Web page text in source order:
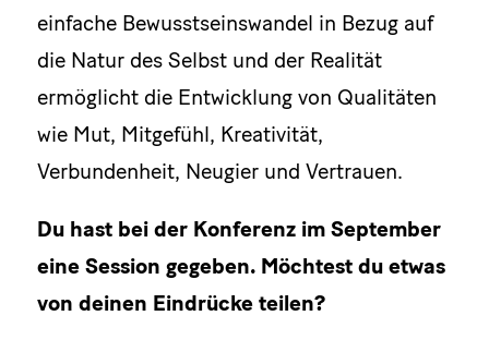
einfache Bewusstseinswandel in Bezug auf
die Natur des Selbst und der Realität
ermöglicht die Entwicklung von Qualitäten
wie Mut, Mitgefühl, Kreativität,
Verbundenheit, Neugier und Vertrauen.
Du hast bei der Konferenz im September
eine Session gegeben. Möchtest du etwas
von deinen Eindrücke teilen?